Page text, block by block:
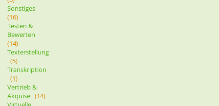
Sonstiges
(16)
Testen &
Bewerten
(14)
Texterstellung
(5)
Transkription
(1)
Vertrieb &
Akquise (14)